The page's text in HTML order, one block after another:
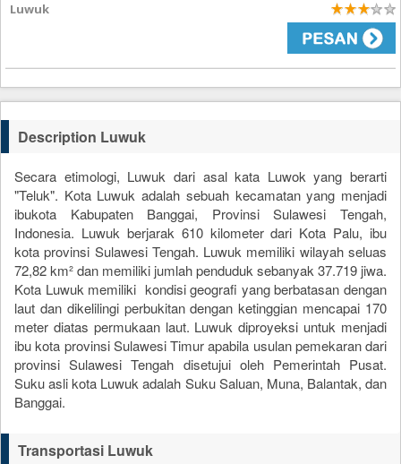
Luwuk
3
Description Luwuk
Secara etimologi, Luwuk dari asal kata Luwok yang berarti
"Teluk". Kota Luwuk adalah sebuah kecamatan yang menjadi
ibukota Kabupaten Banggai, Provinsi Sulawesi Tengah,
Indonesia. Luwuk berjarak 610 kilometer dari Kota Palu, ibu
kota provinsi Sulawesi Tengah. Luwuk memiliki wilayah seluas
72,82 km² dan memiliki jumlah penduduk sebanyak 37.719 jiwa.
Kota Luwuk memiliki kondisi geografi yang berbatasan dengan
laut dan dikelilingi perbukitan dengan ketinggian mencapai 170
meter diatas permukaan laut. Luwuk diproyeksi untuk menjadi
ibu kota provinsi Sulawesi Timur apabila usulan pemekaran dari
provinsi Sulawesi Tengah disetujui oleh Pemerintah Pusat.
Suku asli kota Luwuk adalah Suku Saluan, Muna, Balantak, dan
Banggai.
Transportasi Luwuk